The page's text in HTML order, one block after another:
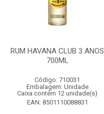
RUM HAVANA CLUB 3 ANOS
700ML
Código: 710031
Embalagem: Unidade
Caixa contém 12 unidade(s)
EAN: 8501110088831